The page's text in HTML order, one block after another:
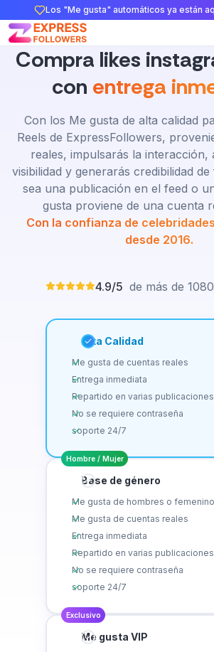
Los "Me gusta" automáticos ya están
Compra likes
con entrega
Con los Me gusta de alta calidad
Reels de ExpressFollowers,
reales, impulsarás la interacción,
visibilidad y generarás credibilidad
sea una publicación en el feed o
gusta proviene de una cuenta
Con la confianza de
desde 2016.
4.9/5 de más de
Alta Calidad
Me gusta de cuentas reales
Entrega inmediata
Repartido en varias publicaciones
No se requiere contraseña
soporte 24/7
Hombre / Mujer
Base de género
Me gusta de hombres o
Me gusta de cuentas reales
Entrega inmediata
Repartido en varias publicaciones
No se requiere contraseña
soporte 24/7
Exclusivo
Me gusta VIP